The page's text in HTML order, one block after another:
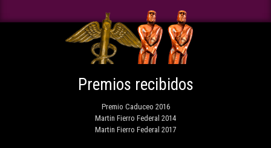
Premios recibidos
Premio Caduceo 2016
Martin Fierro Federal 2014
Martin Fierro Federal 2017